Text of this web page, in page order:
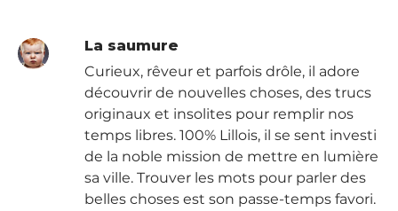
La saumure
Curieux, rêveur et parfois drôle, il adore
découvrir de nouvelles choses, des trucs
originaux et insolites pour remplir nos
temps libres. 100% Lillois, il se sent investi
de la noble mission de mettre en lumière
sa ville. Trouver les mots pour parler des
belles choses est son passe-temps favori.